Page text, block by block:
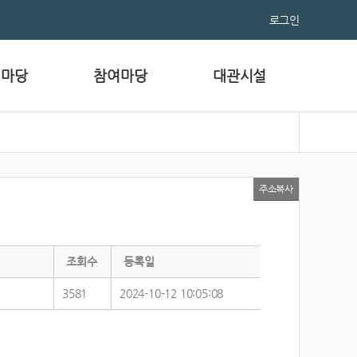
로그인
당 참여마당 대관시설
주소복사
조회수 등록일
3581 2024-10-12 10:05:08